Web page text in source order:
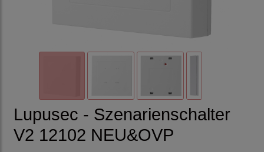
Lupusec - Szenarienschalter
V2 12102 NEU&OVP